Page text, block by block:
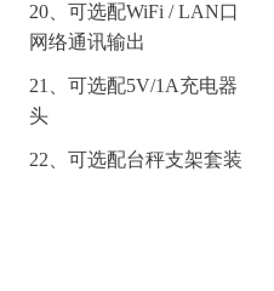
20、可选配WiFi / LAN口
网络通讯输出
21、可选配5V/1A充电器
头
22、可选配台秤支架套装